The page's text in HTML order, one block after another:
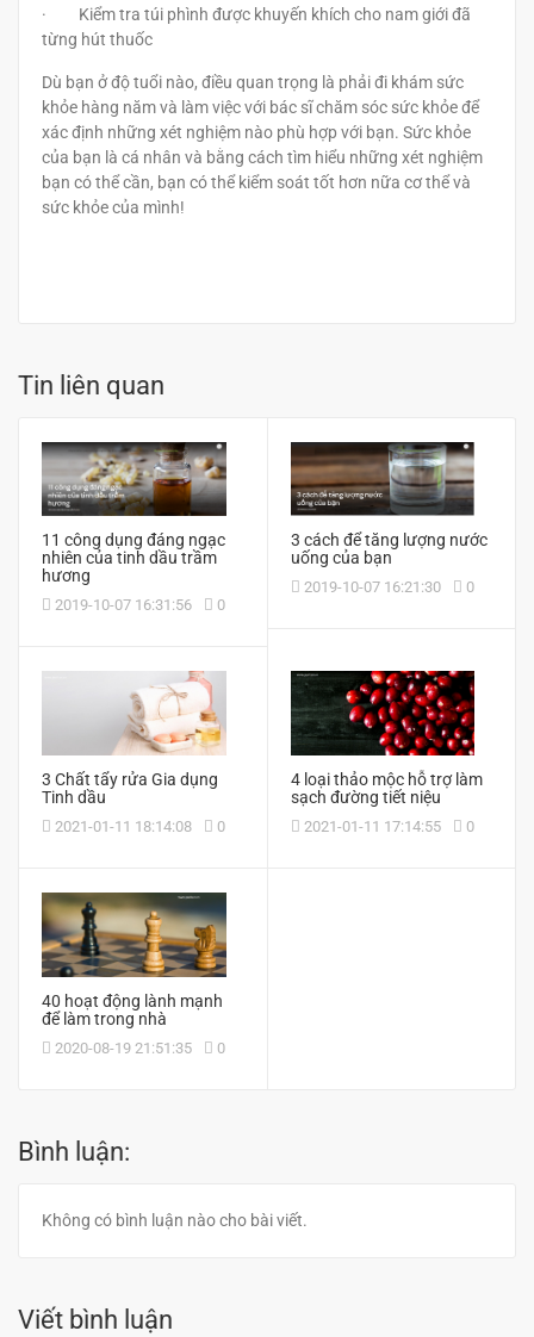
· Kiểm tra túi phình được khuyến khích cho nam giới đã
từng hút thuốc
Dù bạn ở độ tuổi nào, điều quan trọng là phải đi khám sức
khỏe hàng năm và làm việc với bác sĩ chăm sóc sức khỏe để
xác định những xét nghiệm nào phù hợp với bạn. Sức khỏe
của bạn là cá nhân và bằng cách tìm hiểu những xét nghiệm
bạn có thể cần, bạn có thể kiểm soát tốt hơn nữa cơ thể và
sức khỏe của mình!
Tin liên quan
11 công dụng đáng ngạc
nhiên của tinh dầu trầm
hương
2019-10-07 16:31:56 0
3 cách để tăng lượng nước
uống của bạn
2019-10-07 16:21:30 0
3 Chất tẩy rửa Gia dụng
Tinh dầu
2021-01-11 18:14:08 0
4 loại thảo mộc hỗ trợ làm
sạch đường tiết niệu
2021-01-11 17:14:55 0
40 hoạt động lành mạnh
để làm trong nhà
2020-08-19 21:51:35 0
Bình luận:
Không có bình luận nào cho bài viết.
Viết bình luận